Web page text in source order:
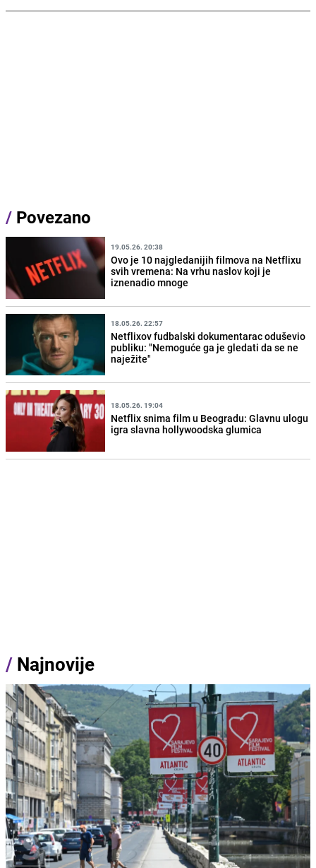
/ Povezano
19.05.26. 20:38
Ovo je 10 najgledanijih filmova na Netflixu
svih vremena: Na vrhu naslov koji je
iznenadio mnoge
18.05.26. 22:57
Netflixov fudbalski dokumentarac oduševio
publiku: "Nemoguće ga je gledati da se ne
naježite"
18.05.26. 19:04
Netflix snima film u Beogradu: Glavnu ulogu
igra slavna hollywoodska glumica
/ Najnovije